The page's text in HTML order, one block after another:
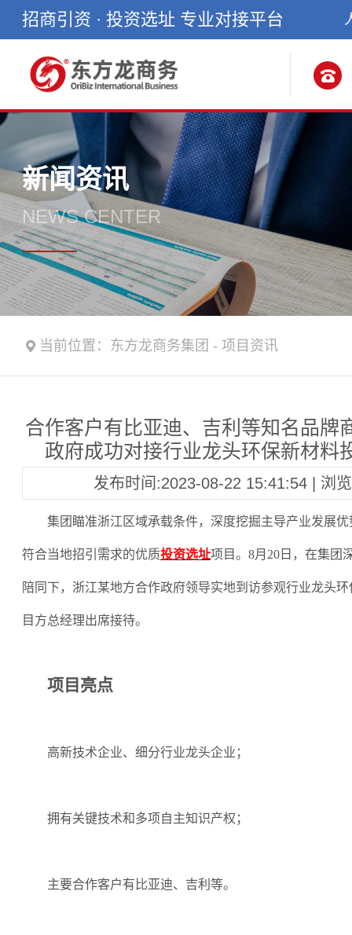
招商引资 · 投资选址 专业对接平台
新闻资讯
NEWS CENTER
当前位置： 东方龙商务集团 - 项目资讯
合作客户有比亚迪、吉利等知名品牌
政府成功对接行业龙头环保新材料
发布时间:2023-08-22 15:41:54 | 浏
集团瞄准浙江区域承载条件，深度挖掘主导产业发展优
符合当地招引需求的优质投资选址项目。 8月20日，在集团
陪同下，浙江某地方合作政府领导实地到访参观行业龙头
目方总经理出席接待。
项目亮点
高新技术企业、细分行业龙头企业；
拥有关键技术和多项自主知识产权；
主要合作客户有比亚迪、吉利等。